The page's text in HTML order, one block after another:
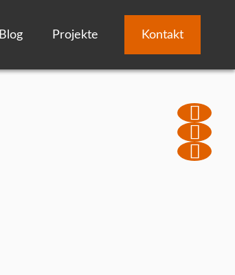
Blog Projekte Kontakt